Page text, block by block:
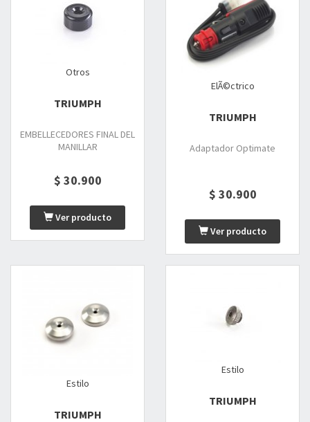
Otros
TRIUMPH
EMBELLECEDORES FINAL DEL
MANILLAR
$ 30.900
Ver producto
ElÃ©ctrico
TRIUMPH
Adaptador Optimate
$ 30.900
Ver producto
Estilo
TRIUMPH
Estilo
TRIUMPH